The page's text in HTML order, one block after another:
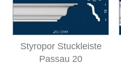
Styropor Stuckleiste
Passau 20